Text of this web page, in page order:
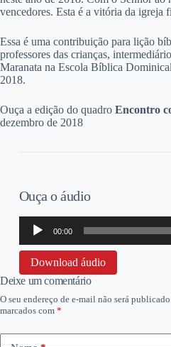
vencedores. Esta é a vitória da igreja
Essa é uma contribuição para lição
professores das crianças,
Maranata na Escola Bíblica
2018.
Ouça a edição do quadro Encontro
dezembro de 2018
Ouça o áudio
Tocador
áudio
00:00
Download áudio
Deixe um comentário
O seu endereço de e-mail não será
marcados com *